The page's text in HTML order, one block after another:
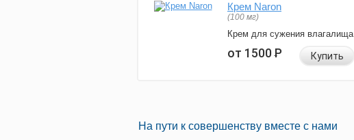
Крем Naron
(100 мг)
Крем для сужения влагалища
от 1500Р Купить
На пути к совершенству вместе с нами